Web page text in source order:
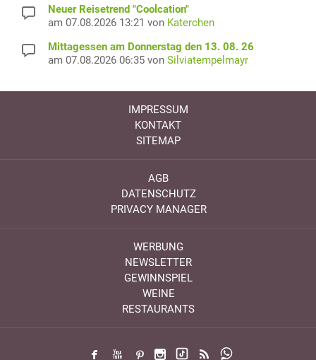
Neuer Reisetrend "Coolcation"
am 07.08.2026 13:21 von Katerchen
Mittagessen am Donnerstag den 13. 08. 26
am 07.08.2026 06:35 von Silviatempelmayr
IMPRESSUM
KONTAKT
SITEMAP
AGB
DATENSCHUTZ
PRIVACY MANAGER
WERBUNG
NEWSLETTER
GEWINNSPIEL
WEINE
RESTAURANTS